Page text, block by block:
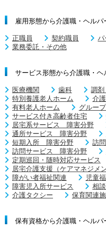
雇用形態から介護職・ヘルパ
正職員 契約職員
パ
業務委託・その他
サービス形態から介護職・ヘ
医療機関 歯科
調剤
特別養護老人ホーム
介
有料老人ホーム
グルー
サービス付き高齢者住宅
居宅系サービス 障害分野
通所サービス 障害分野
短期入所 障害分野
訪
訪問サービス 障害分野
定期巡回・随時対応サービス
居宅介護支援（ケアマネジメン
障がい者福祉関連
児童
障害児入所サービス
相
介護タクシー
保育関連
保有資格から介護職・ヘルパ